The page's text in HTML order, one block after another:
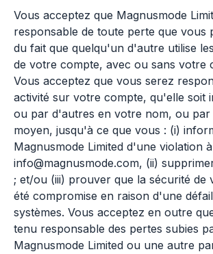
Vous acceptez que Magnusmode
responsable de toute perte que vous
du fait que quelqu'un d'autre utilise
de votre compte, avec ou sans votre
Vous acceptez que vous serez
activité sur votre compte, qu'elle soit
ou par d'autres en votre nom, ou
moyen, jusqu'à ce que vous : (i)
Magnusmode Limited d'une violation à
info@magnusmode.com, (ii)
; et/ou (iii) prouver que la sécurité de
été compromise en raison d'une
systèmes. Vous acceptez en outre
tenu responsable des pertes subies
Magnusmode Limited ou une autre